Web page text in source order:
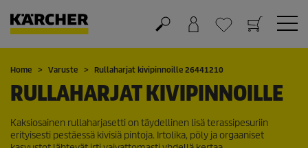
Ostoskori
Suosikit
Home Varuste Rullaharjat kivipinnoille 26441210
RULLAHARJAT KIVIPINNOILLE
Kaksiosainen rullaharjasetti on täydellinen lisä terassipesuriin
erityisesti pestäessä kivisiä pintoja. Irtolika, pöly ja orgaaniset